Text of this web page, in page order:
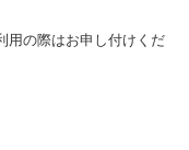
用の際はお申し付けくだ